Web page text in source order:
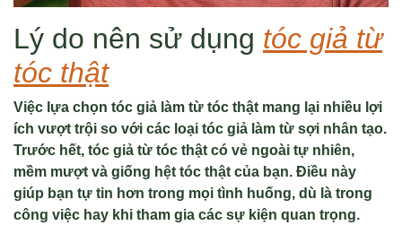
Lý do nên sử dụng tóc giả từ
tóc thật
Việc lựa chọn tóc giả làm từ tóc thật mang lại nhiều lợi
ích vượt trội so với các loại tóc giả làm từ sợi nhân tạo.
Trước hết, tóc giả từ tóc thật có vẻ ngoài tự nhiên,
mềm mượt và giống hệt tóc thật của bạn. Điều này
giúp bạn tự tin hơn trong mọi tình huống, dù là trong
công việc hay khi tham gia các sự kiện quan trọng.